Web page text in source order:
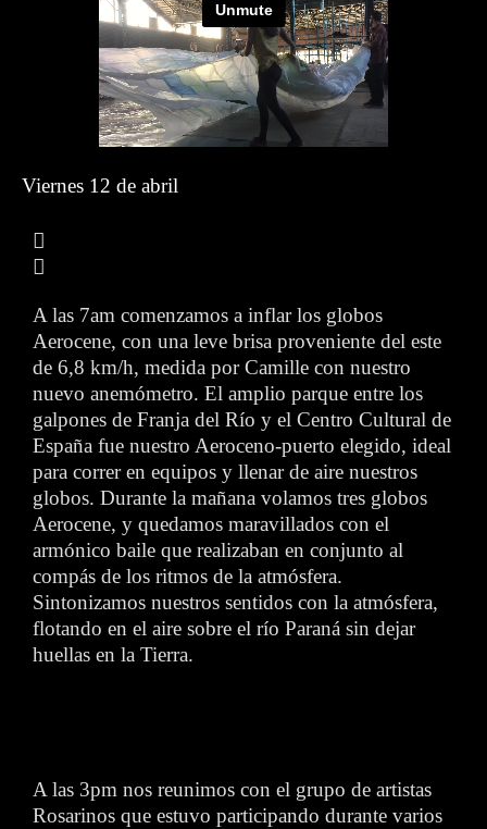
Viernes 12 de abril
A las 7am comenzamos a inflar los globos
Aerocene, con una leve brisa proveniente del este
de 6,8 km/h, medida por Camille con nuestro
nuevo anemómetro. El amplio parque entre los
galpones de Franja del Río y el Centro Cultural de
España fue nuestro Aeroceno-puerto elegido, ideal
para correr en equipos y llenar de aire nuestros
globos. Durante la mañana volamos tres globos
Aerocene, y quedamos maravillados con el
armónico baile que realizaban en conjunto al
compás de los ritmos de la atmósfera.
Sintonizamos nuestros sentidos con la atmósfera,
flotando en el aire sobre el río Paraná sin dejar
huellas en la Tierra.
A las 3pm nos reunimos con el grupo de artistas
Rosarinos que estuvo participando durante varios